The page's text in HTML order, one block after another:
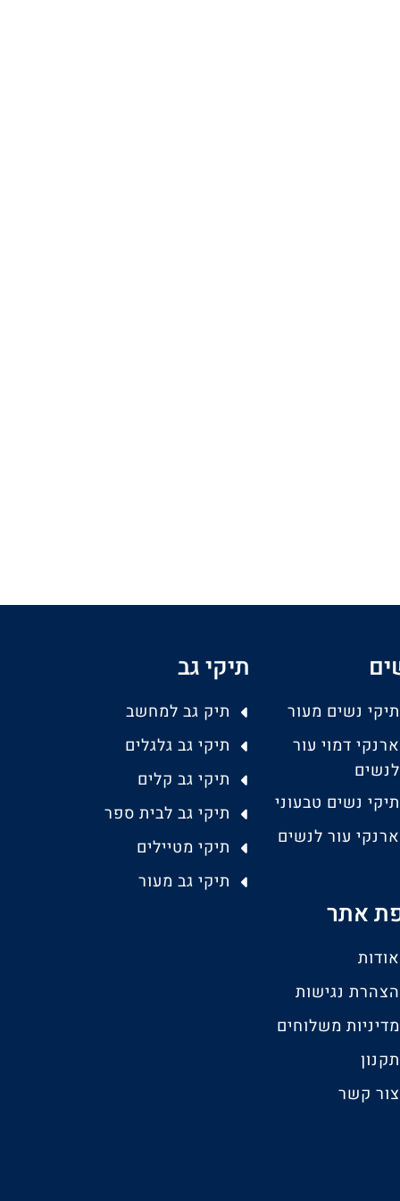
תיקי נשים מעור
ארנקי דמוי עור
לנשים
תיקי נשים טבעוני
ארנקי עור לנשים
תיקי גב
תיק גב למחשב
תיקי גב גלגלים
תיקי גב קלים
תיקי גב לבית ספר
תיקי מטיילים
תיקי גב מעור
אתר
אודות
הצהרת נגישות
מדיניות משלוחים
תקנון
צור קשר